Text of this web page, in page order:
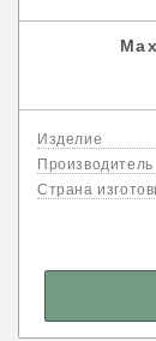
Изделие
Производитель
Страна